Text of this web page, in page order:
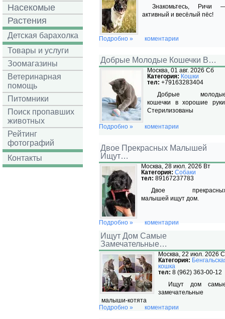
Насекомые
Растения
Детская барахолка
Товары и услуги
Зоомагазины
Ветеринарная
помощь
Питомники
Поиск пропавших
животных
Рейтинг
фотографий
Контакты
Знакомьтесь, Ричи
активный и весёлый пёс!
Подробно » коментарии
Добрые Молодые Кошечки В…
Москва, 01 авг. 2026 Сб
Категория: Кошки
тел: +79163283404
Добрые
кошечки в хорошие
Стерилизованы
Подробно » коментарии
Двое Прекрасных Малышей
Ищут…
Москва, 28 июл. 2026 Вт
Категория: Собаки
тел: 89167237783
Двое
малышей ищут дом.
Подробно » коментарии
Ищут Дом Самые
Замечательные…
Москва, 22 июл. 2026
Категория:
кошка
тел: 8 (962) 363-00-12
Ищут дом
замечательные
малыши-котята
Подробно »
коментарии